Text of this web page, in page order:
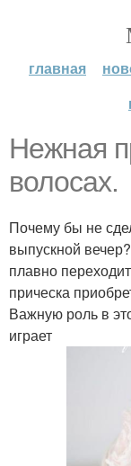
главная
Нежная
волосах.
Почему бы не
выпускной
плавно
прическа
Важную роль в
играет